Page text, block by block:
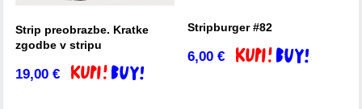
Strip preobrazbe. Kratke
zgodbe v stripu
19,00€ Dodaj v košarico
Stripburger #82
6,00€ Dodaj v košarico